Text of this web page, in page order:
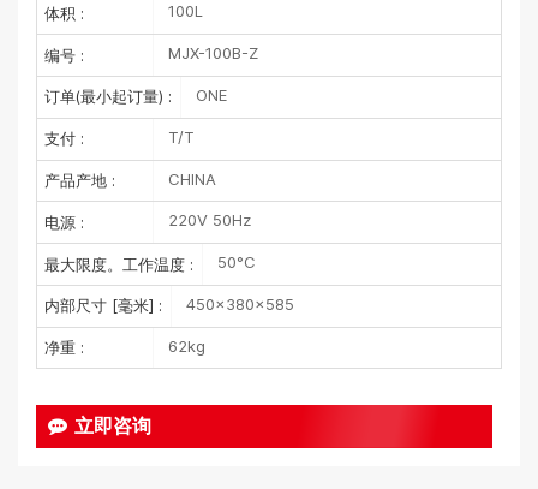
体积 : 100L
编号 : MJX-100B-Z
订单(最小起订量) : ONE
支付 : T/T
产品产地 : CHINA
电源 : 220V 50Hz
最大限度。工作温度 : 50°C
内部尺寸 [毫米] : 450×380×585
净重 : 62kg
立即咨询